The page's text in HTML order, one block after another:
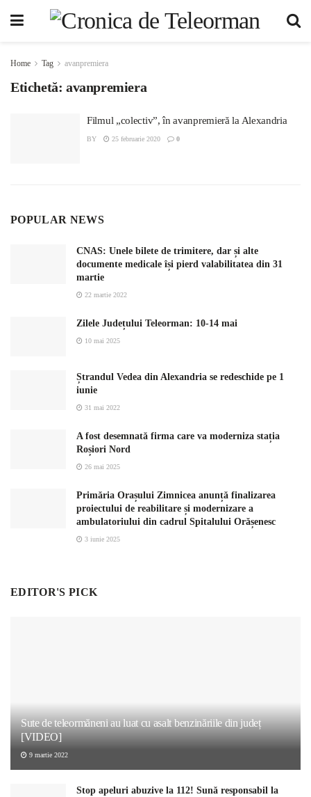
Home Tag avanpremiera
Etichetă: avanpremiera
Filmul „colectiv”, în avanpremieră la Alexandria
BY 25 februarie 2020 0
POPULAR NEWS
CNAS: Unele bilete de trimitere, dar și alte
documente medicale își pierd valabilitatea din 31
martie
22 martie 2022
Zilele Județului Teleorman: 10-14 mai
10 mai 2025
Ștrandul Vedea din Alexandria se redeschide pe 1
iunie
31 mai 2022
A fost desemnată firma care va moderniza stația
Roșiori Nord
26 mai 2025
Primăria Orașului Zimnicea anunță finalizarea
proiectului de reabilitare și modernizare a
ambulatoriului din cadrul Spitalului Orășenesc
3 iunie 2025
EDITOR'S PICK
Sute de teleormăneni au luat cu asalt benzinăriile din județ
[VIDEO]
9 martie 2022
Stop apeluri abuzive la 112! Sună responsabil la